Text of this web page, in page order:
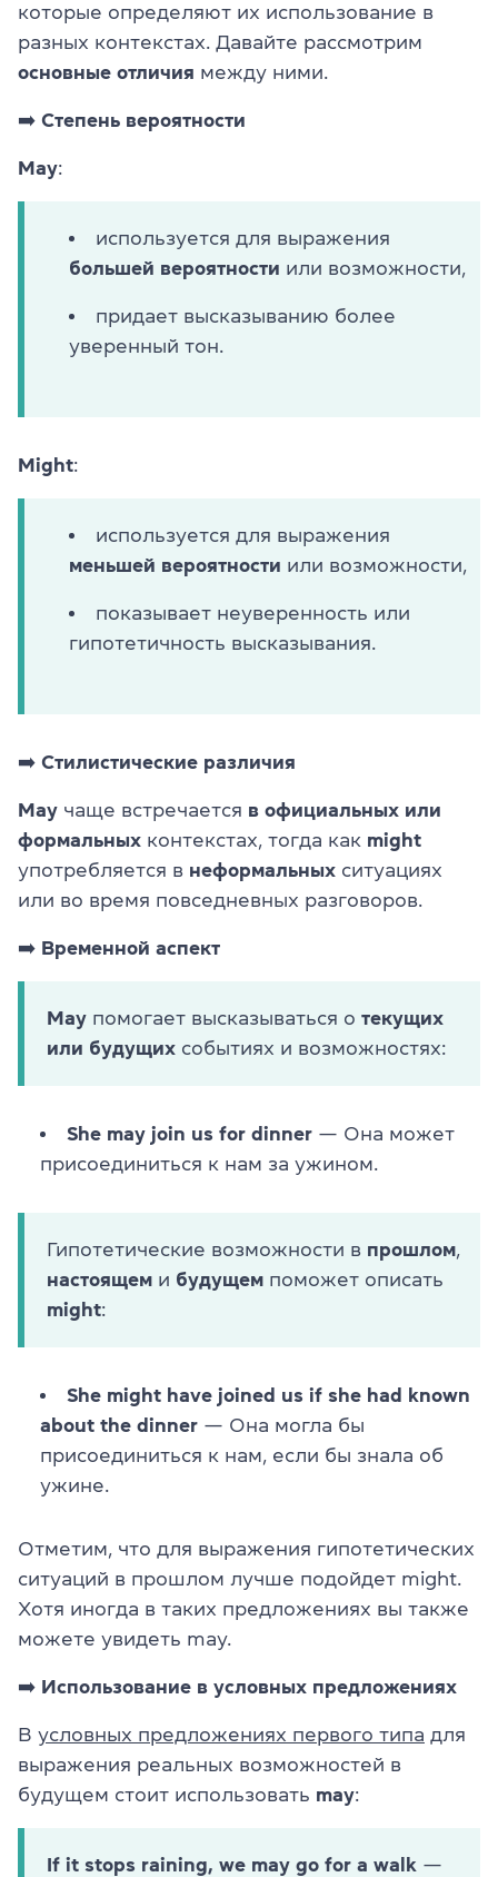
которые определяют их использование в
разных контекстах. Давайте рассмотрим
основные отличия между ними.
➡️ Степень вероятности
May:
используется для выражения
большей вероятности или возможности,
придает высказыванию более
уверенный тон.
Might:
используется для выражения
меньшей вероятности или возможности,
показывает неуверенность или
гипотетичность высказывания.
➡️ Стилистические различия
May чаще встречается в официальных или
формальных контекстах, тогда как might
употребляется в неформальных ситуациях
или во время повседневных разговоров.
➡️ Временной аспект
May помогает высказываться о текущих
или будущих событиях и возможностях:
She may join us for dinner — Она может
присоединиться к нам за ужином.
Гипотетические возможности в прошлом,
настоящем и будущем поможет описать
might:
She might have joined us if she had known
about the dinner — Она могла бы
присоединиться к нам, если бы знала об
ужине.
Отметим, что для выражения гипотетических
ситуаций в прошлом лучше подойдет might.
Хотя иногда в таких предложениях вы также
можете увидеть may.
➡️ Использование в условных предложениях
В условных предложениях первого типа для
выражения реальных возможностей в
будущем стоит использовать may:
If it stops raining, we may go for a walk —